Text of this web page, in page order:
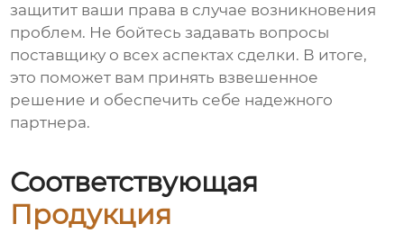
защитит ваши права в случае возникновения
проблем. Не бойтесь задавать вопросы
поставщику о всех аспектах сделки. В итоге,
это поможет вам принять взвешенное
решение и обеспечить себе надежного
партнера.
Соответствующая
Продукция